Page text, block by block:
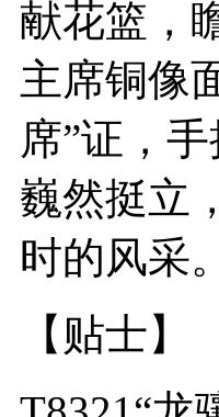
献花篮，
主席铜像
席”证，
巍然挺立
时的风采。
【贴士】